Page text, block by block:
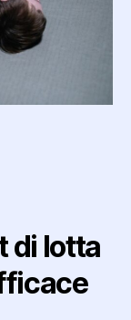
di lotta